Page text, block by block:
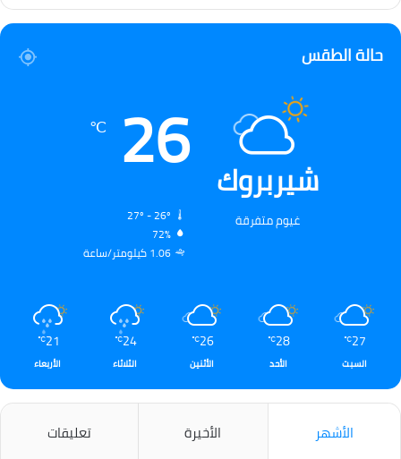
حالة الطقس
شيربروك
غيوم متفرقة
26
℃
72%
1.06 كيلومتر/ساعة
27
℃
السبت
28
℃
الأحد
26
℃
الأثنين
24
℃
الثلاثاء
21
℃
الأربعاء
الأشهر الأخيرة تعليقات